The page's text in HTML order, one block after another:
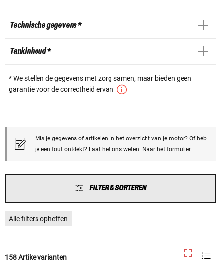
Technische gegevens *
Tankinhoud *
* We stellen de gegevens met zorg samen, maar bieden geen
garantie voor de correctheid ervan
Mis je gegevens of artikelen in het overzicht van je motor? Of heb
je een fout ontdekt? Laat het ons weten. Naar het formulier
FILTER & SORTEREN
Alle filters opheffen
158 Artikelvarianten